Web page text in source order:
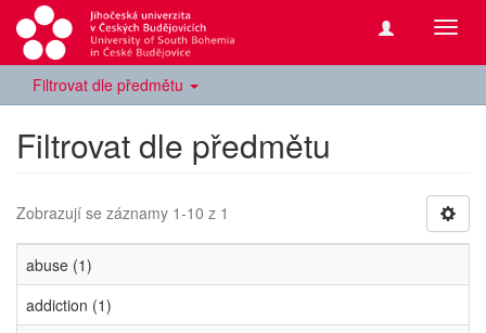
Filtrovat dle předmětu
Filtrovat dle předmětu
Zobrazují se záznamy 1-10 z 1
abuse (1)
addiction (1)